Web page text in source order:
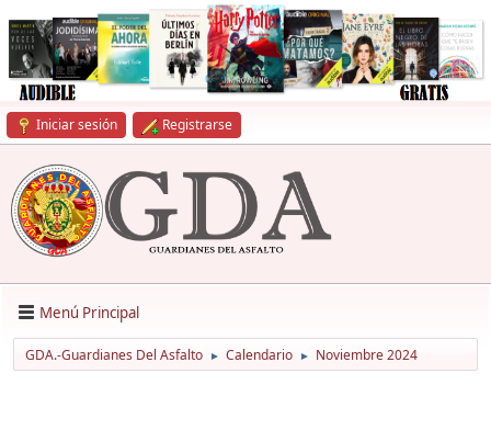
Iniciar sesión Registrarse
Menú Principal
GDA.-Guardianes Del Asfalto ► Calendario ► Noviembre 2024